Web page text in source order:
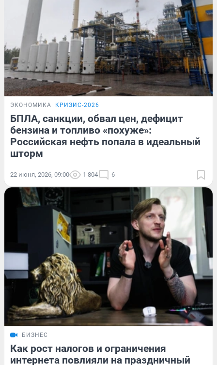
ЭКОНОМИКА КРИЗИС-2026
БПЛА, санкции, обвал цен, дефицит
бензина и топливо «похуже»:
Российская нефть попала в идеальный
шторм
22 июня, 2026, 09:00 1 804 6
БИЗНЕС
Как рост налогов и ограничения
интернета повлияли на праздничный